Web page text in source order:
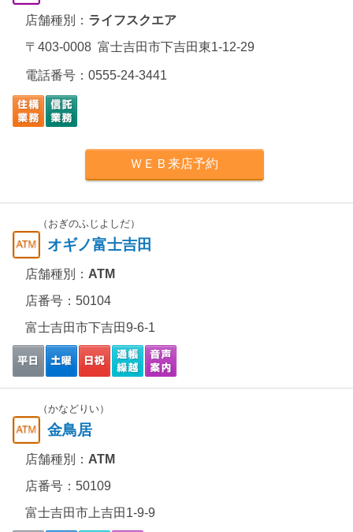
店舗種別： ライフスクエア
〒403-0008 富士吉田市下吉田東1-12-29
電話番号： 0555-24-3441
ＷＥＢ来店予約
（おぎのふじよしだ）
オギノ富士吉田
店舗種別： ATM
店番号：50104
富士吉田市下吉田9-6-1
（かなどりい）
金鳥居
店舗種別： ATM
店番号：50109
富士吉田市上吉田1-9-9